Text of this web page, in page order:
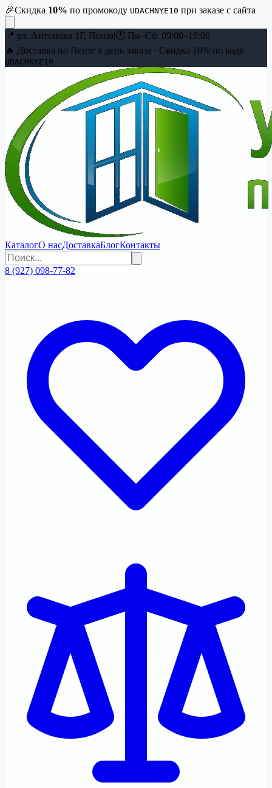
🎉Скидка 10% по промокоду UDACHNYE10 при заказе с сайта
📍 ул. Антонова 1Г, Пенза|🕐 Пн–Сб: 09:00–19:00
🔥 Доставка по Пензе в день заказа · Скидка 10% по коду
UDACHNYE10
КаталогО насДоставкаБлогКонтакты
8 (927) 098-77-82